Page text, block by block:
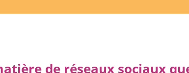
de réseaux sociaux